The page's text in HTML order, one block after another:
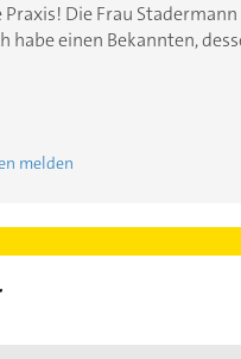
Praxis! Die Frau
habe einen Bekannten,
melden